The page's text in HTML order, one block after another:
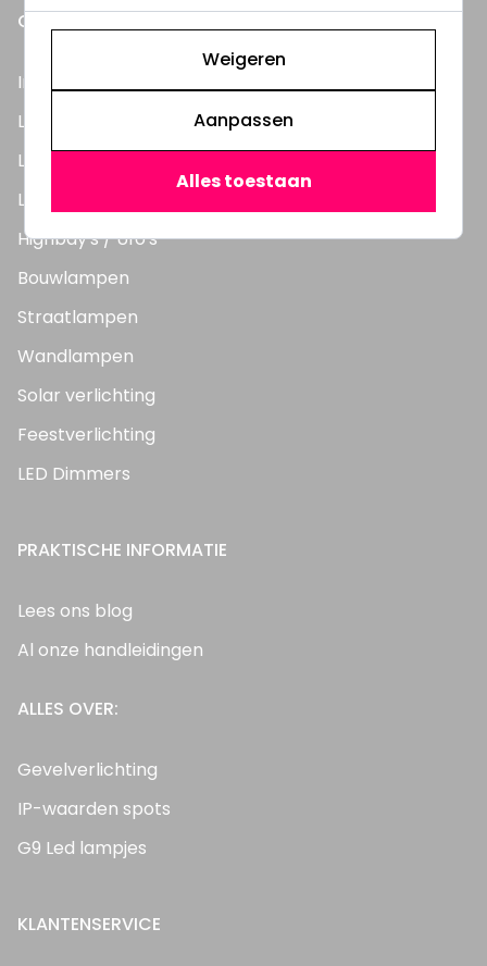
ONZE PRODUCTEN
Inbouwspots
LED Lampen
LED TL Buizen
LED Panelen
Highbay's / Ufo's
Bouwlampen
Straatlampen
Wandlampen
Solar verlichting
Feestverlichting
LED Dimmers
PRAKTISCHE INFORMATIE
Lees ons blog
Al onze handleidingen
ALLES OVER:
Gevelverlichting
IP-waarden spots
G9 Led lampjes
KLANTENSERVICE
Weigeren
Aanpassen
Alles toestaan